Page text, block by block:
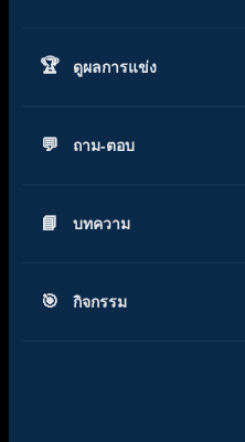
ดูผลการแข่ง
ถาม-ตอบ
บทความ
กิจกรรม